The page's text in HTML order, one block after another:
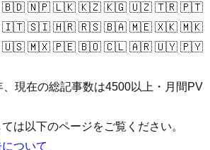
🇳🇵 🇱🇰 🇰🇿 🇰🇬 🇺🇿 🇹🇷 🇵🇹
🇸🇮 🇭🇷 🇷🇸 🇧🇦 🇲🇪 🇽🇰 🇲🇰
🇲🇽 🇵🇪 🇧🇴 🇨🇱 🇦🇷 🇺🇾 🇵🇾
現在の総記事数は4500以上・月間PV
は以下のページをご覧ください。
ついて